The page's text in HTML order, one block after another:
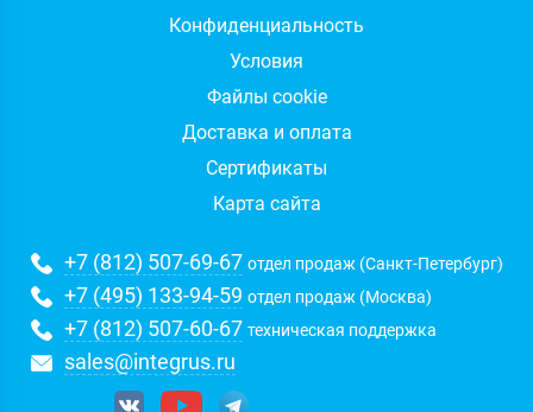
Конфиденциальность
Условия
Файлы cookie
Доставка и оплата
Сертификаты
Карта сайта
+7 (812) 507-69-67 отдел продаж (Санкт-Петербург)
+7 (495) 133-94-59 отдел продаж (Москва)
+7 (812) 507-60-67 техническая поддержка
sales@integrus.ru